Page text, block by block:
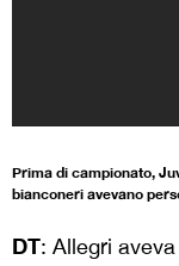
Prima di campionato,
bianconeri avevano
DT: Allegri